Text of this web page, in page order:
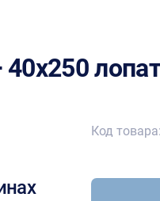
40х250
Код